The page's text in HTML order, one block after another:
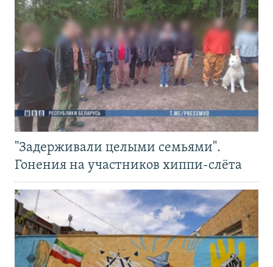
"Задерживали целыми семьями".
Гонения на участников хиппи-слёта